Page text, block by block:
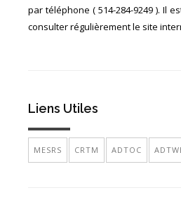
par téléphone ( 514-284-9249 ). Il
consulter régulièrement le site
Liens Utiles
MESRS CRTM ADTOC